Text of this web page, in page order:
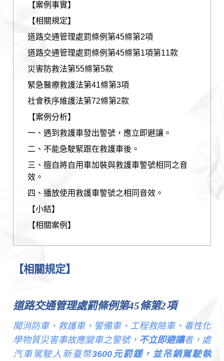
【案例事實】
【相關規定】
道路交通管理處罰條例第45條第2項
道路交通管理處罰條例第45條第1項第11款
災害防救法第55條第5款
緊急醫療救護法第41條第3項
社會秩序維護法第72條第2款
【案例分析】
一、遇到救護車發出警號，應立即避讓。
二、不能急駛緊跟在救護車後。
三、擅自將自用車加裝與救護車警號相同之音
效。
四、播放使用救護車警號之相同音效。
【小結】
【相關案例】
【相關規定】
道路交通管理處罰條例第45條第2項
聞消防車、救護車、警備車、工程救險車、毒性化
學物質災害事故應變車之警號， 不立即避讓者，處
汽車駕駛人新臺幣3600元罰鍰，並吊銷駕駛執